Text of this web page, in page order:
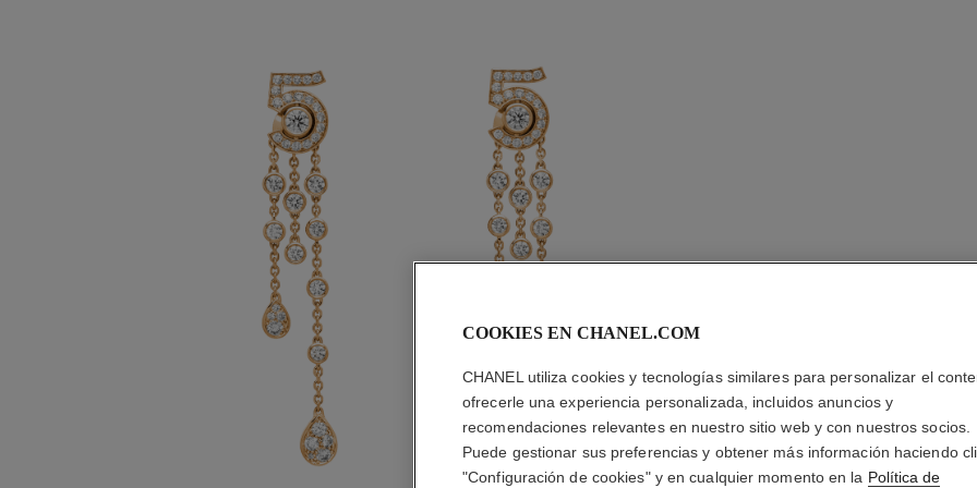
ETERNAL
COOKIES EN CHANEL.COM
CHANEL utiliza cookies y tecnologías similares para personalizar el
ofrecerle una experiencia personalizada, incluidos anuncios y
recomendaciones relevantes en nuestro sitio web y con nuestros socios.
Puede gestionar sus preferencias y obtener más información haciendo
"Configuración de cookies" y en cualquier momento en la Política de